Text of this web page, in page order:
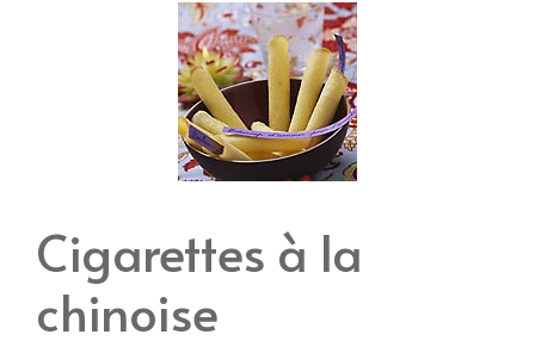
Cigarettes à la
chinoise